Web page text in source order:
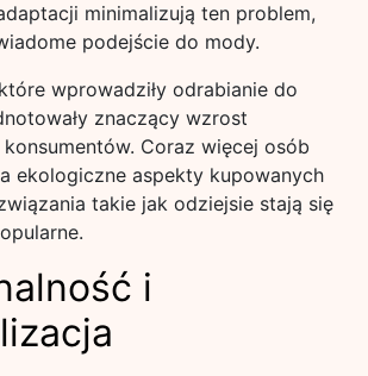
minimalizują ten problem,
podejście do mody.
wprowadziły odrabianie do
znaczący wzrost
Coraz więcej osób
ekologiczne aspekty kupowanych
takie jak odziejsie stają się
i